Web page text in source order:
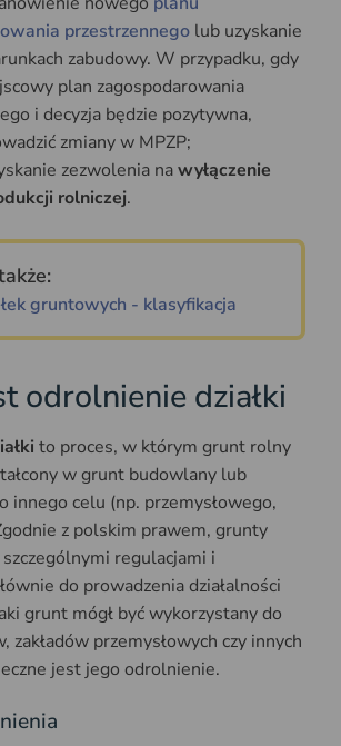
przestrzennego lub uzyskanie
zabudowy. W przypadku, gdy
plan zagospodarowania
i decyzja będzie pozytywna,
zmiany w MPZP;
zezwolenia nawyłączenie
rolniczej.
gruntowych - klasyfikacja
odrolnienie działki
to proces, w którym grunt rolny
w grunt budowlany lub
innego celu (np. przemysłowego,
z polskim prawem, grunty
regulacjami i
do prowadzenia działalności
grunt mógł być wykorzystany do
zakładów przemysłowych czy innych
jest jego odrolnienie.